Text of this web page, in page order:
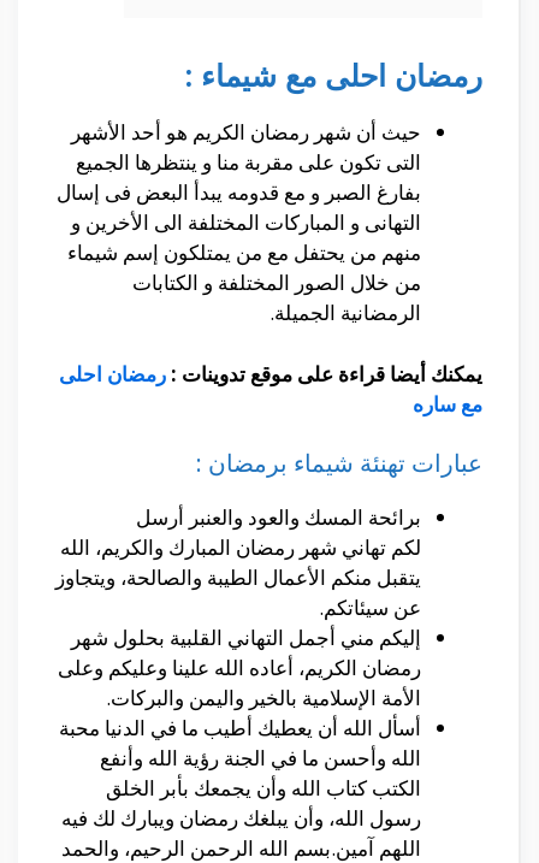
رمضان احلى مع شيماء :
حيث أن شهر رمضان الكريم هو أحد الأشهر
التى تكون على مقربة منا و ينتظرها الجميع
بفارغ الصبر و مع قدومه يبدأ البعض فى إسال
التهانى و المباركات المختلفة الى الأخرين و
منهم من يحتفل مع من يمتلكون إسم شيماء
من خلال الصور المختلفة و الكتابات
الرمضانية الجميلة.
يمكنك أيضا قراءة على موقع تدوينات : رمضان احلى
مع ساره
عبارات تهنئة شيماء برمضان :
برائحة المسك والعود والعنبر أرسل
لكم تهاني شهر رمضان المبارك والكريم، الله
يتقبل منكم الأعمال الطيبة والصالحة، ويتجاوز
عن سيئاتكم.
إليكم مني أجمل التهاني القلبية بحلول شهر
رمضان الكريم، أعاده الله علينا وعليكم وعلى
الأمة الإسلامية بالخير واليمن والبركات.
أسأل الله أن يعطيك أطيب ما في الدنيا محبة
الله وأحسن ما في الجنة رؤية الله وأنفع
الكتب كتاب الله وأن يجمعك بأبر الخلق
رسول الله، وأن يبلغك رمضان ويبارك لك فيه
اللهم آمين.بسم الله الرحمن الرحيم، والحمد